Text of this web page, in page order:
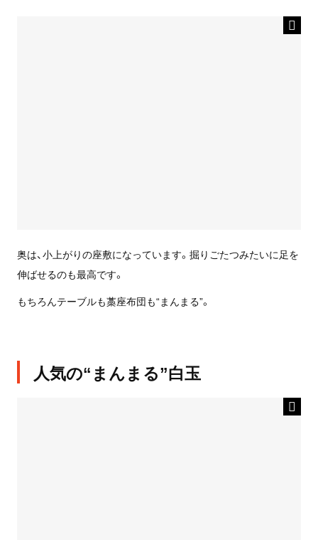
奥は、小上がりの座敷になっています。掘りごたつみたいに足を
伸ばせるのも最高です。
もちろんテーブルも藁座布団も“まんまる”。
人気の“まんまる”白玉